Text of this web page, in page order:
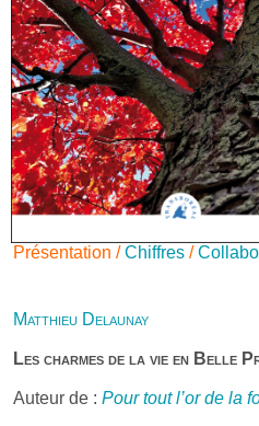
Présentation /Chiffres /
Matthieu Delaunay
Les charmes de la vie en Belle
Auteur de : Pour tout l’or de la